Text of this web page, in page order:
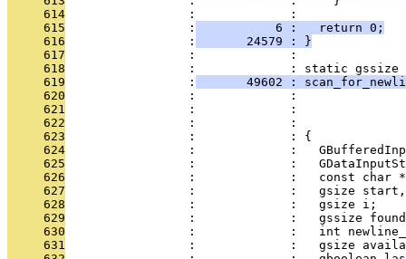
     614
                 :             :
     615
                 :
           6 :   return 0;
     616
                 :
       24579 : }
     617
                 :             :
     618
                 :             : static gssize
     619
                 :
49602 :
     620
:             :
     621
:             :
     622
:             :
     623
                 :             : {
     624
:             :
     625
:             :
     626
:             :   const char
     627
:             :   gsize
     628
                 :             :   gsize i;
     629
:             :   gssize
     630
:             :   int
     631
:             :   gsize